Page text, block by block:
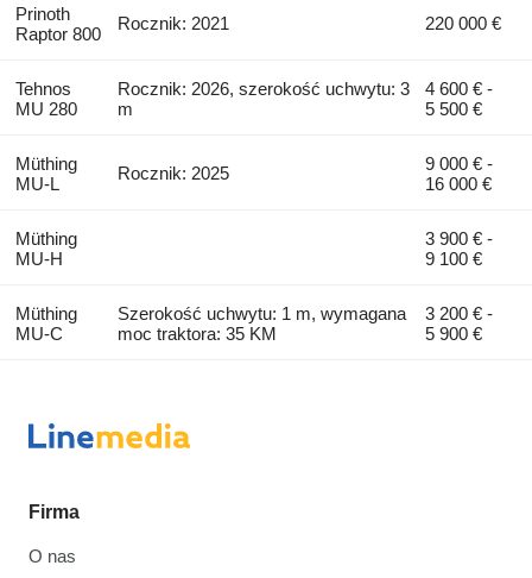
Prinoth
Raptor 800
Rocznik: 2021 220 000 €
Tehnos
MU 280
Rocznik: 2026, szerokość uchwytu: 3
m
4 600 € -
5 500 €
Müthing
MU-L
Rocznik: 2025
9 000 € -
16 000 €
Müthing
MU-H
3 900 € -
9 100 €
Müthing
MU-C
Szerokość uchwytu: 1 m, wymagana
moc traktora: 35 KM
3 200 € -
5 900 €
Firma
O nas